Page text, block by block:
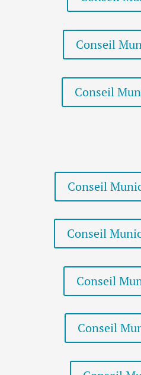
Conseil
Conseil
Conseil
Conseil
Conseil
Conseil